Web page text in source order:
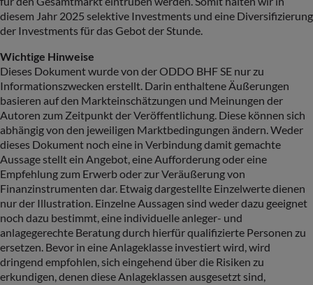
diesem Jahr 2025 selektive Investments und eine Diversifizierung
der Investments für das Gebot der Stunde.
Wichtige Hinweise
Dieses Dokument wurde von der ODDO BHF SE nur zu
Informationszwecken erstellt. Darin enthaltene Äußerungen
basieren auf den Markteinschätzungen und Meinungen der
Autoren zum Zeitpunkt der Veröffentlichung. Diese können sich
abhängig von den jeweiligen Marktbedingungen ändern. Weder
dieses Dokument noch eine in Verbindung damit gemachte
Aussage stellt ein Angebot, eine Aufforderung oder eine
Empfehlung zum Erwerb oder zur Veräußerung von
Finanzinstrumenten dar. Etwaig dargestellte Einzelwerte dienen
nur der Illustration. Einzelne Aussagen sind weder dazu geeignet
noch dazu bestimmt, eine individuelle anleger- und
anlagegerechte Beratung durch hierfür qualifizierte Personen zu
ersetzen. Bevor in eine Anlageklasse investiert wird, wird
dringend empfohlen, sich eingehend über die Risiken zu
erkundigen, denen diese Anlageklassen ausgesetzt sind,